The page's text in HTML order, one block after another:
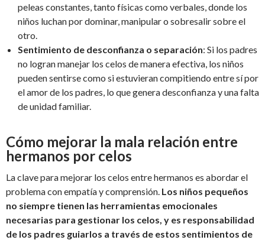
peleas constantes, tanto físicas como verbales, donde los
niños luchan por dominar, manipular o sobresalir sobre el
otro.
Sentimiento de desconfianza o separación: Si los padres
no logran manejar los celos de manera efectiva, los niños
pueden sentirse como si estuvieran compitiendo entre sí por
el amor de los padres, lo que genera desconfianza y una falta
de unidad familiar.
Cómo mejorar la mala relación entre
hermanos por celos
La clave para mejorar los celos entre hermanos es abordar el
problema con empatía y comprensión. Los niños pequeños
no siempre tienen las herramientas emocionales
necesarias para gestionar los celos, y es responsabilidad
de los padres guiarlos a través de estos sentimientos de